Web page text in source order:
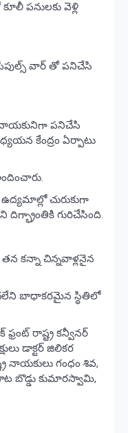
పనులకు వెళ్లి
వార్ తో పనిచేసి
నాయకునిగా పనిచేసి
కేంద్రం ఏర్పాటు
చురుకుగా
గురిచేసింది.
కన్నా చిన్నవాళ్లనైన
బాధాకరమైన స్థితిలో
రాష్ట్ర కన్వీనర్
డాక్టర్ జిలికర
నాయకులు గంధం శివ,
బొడ్డు కుమారస్వామి,